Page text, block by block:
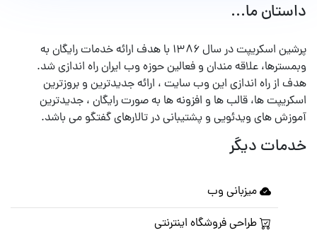
داستان ما...
پرشین اسکریپت در سال ۱۳۸۶ با هدف ارائه خدمات رایگان به
وبمسترها، علاقه مندان و فعالین حوزه وب ایران راه اندازی شد.
هدف از راه اندازی این وب سایت ، ارائه جدیدترین و بروزترین
اسکریپت ها، قالب ها و افزونه ها به صورت رایگان ، جدیدترین
آموزش های ویدئویی و پشتیبانی در تالارهای گفتگو می باشد.
خدمات دیگر
میزبانی وب
طراحی فروشگاه اینترنتی